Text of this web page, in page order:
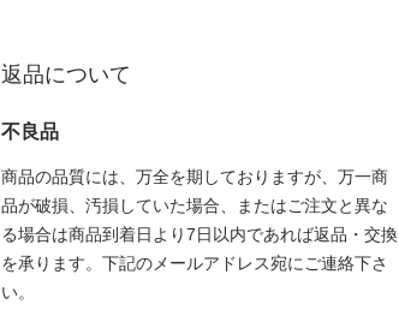
返品について
不良品
商品の品質には、万全を期しておりますが、万一商
品が破損、汚損していた場合、またはご注文と異な
る場合は商品到着日より7日以内であれば返品・交換
を承ります。下記のメールアドレス宛にご連絡下さ
い。